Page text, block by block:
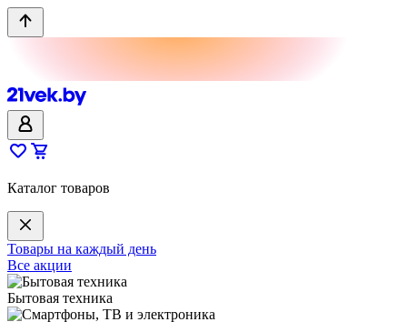
Каталог товаров
Товары на каждый день
Все акции
Бытовая техника